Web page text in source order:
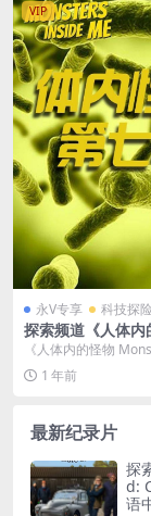
VIP
永V专享 科技探险
探索频道《人体内
寄内生虫
e 2017》第七季全
英双字 有水印
《人体内的怪物
Me 2012》第七季全7
1 年前
最新纪录片
探
d:
语